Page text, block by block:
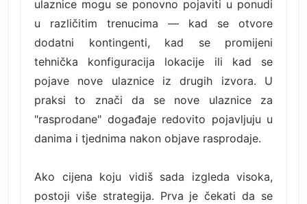
ulaznice mogu se ponovno pojaviti u ponudi
u različitim trenucima — kad se otvore
dodatni kontingenti, kad se promijeni
tehnička konfiguracija lokacije ili kad se
pojave nove ulaznice iz drugih izvora. U
praksi to znači da se nove ulaznice za
"rasprodane" događaje redovito pojavljuju u
danima i tjednima nakon objave rasprodaje.
Ako cijena koju vidiš sada izgleda visoka,
postoji više strategija. Prva je čekati da se